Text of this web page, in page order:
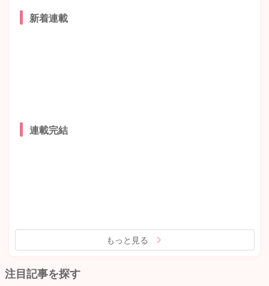
新着連載
連載完結
もっと見る
注目記事を探す